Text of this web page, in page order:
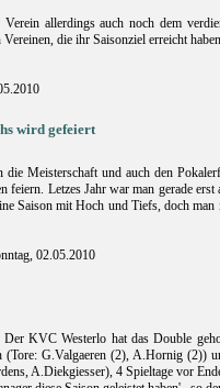
allerdings auch noch dem
die ihr Saisonziel erreicht
wird gefeiert
die Meisterschaft und auch den
feiern. Letzes Jahr war man gerade erst
Saison mit Hoch und Tiefs, doch
02.05.2010
KVC Westerlo hat das Double
(Tore: G.Valgaeren (2), A.Hornig (2))
A.Diekgiesser), 4 Spieltage vor